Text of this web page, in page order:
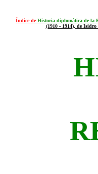
Índice deHistoria diplomática de la
(1910 - 1914), de Isidro